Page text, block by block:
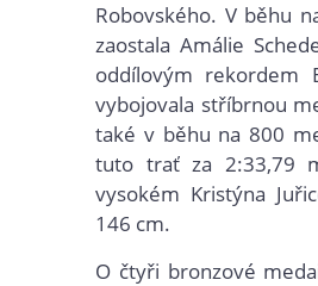
Robovského. V běhu
zaostala Amálie
oddílovým rekordem
vybojovala stříbrnou
také v běhu na 800
tuto trať za 2:33,79
vysokém Kristýna
146 cm.
O čtyři bronzové